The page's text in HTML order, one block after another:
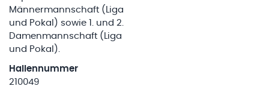
Männermannschaft (Liga
und Pokal) sowie 1. und 2.
Damenmannschaft (Liga
und Pokal).
Hallennummer
210049